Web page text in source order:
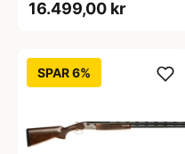
16.499,00 kr
SPAR 6%